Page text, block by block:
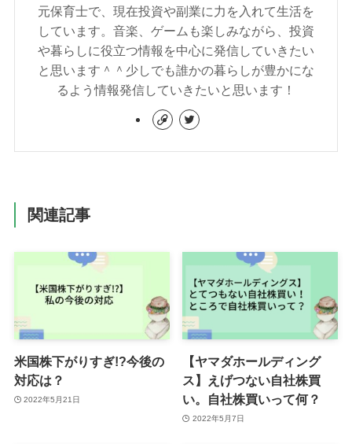
元保育士で、現在投資や副業に力を入れて生活を
しています。音楽、ゲームも楽しみながら、投資
や暮らしに役立つ情報を中心に発信していきたい
と思います＾＾少しでも誰かの暮らしが豊かにな
るよう情報発信していきたいと思います！
関連記事
米国株下がりすぎ!?今後の
対応は？
2022年5月21日
【ヤマダホールディング
ス】えげつない自社株買
い。自社株買いって何？
2022年5月7日